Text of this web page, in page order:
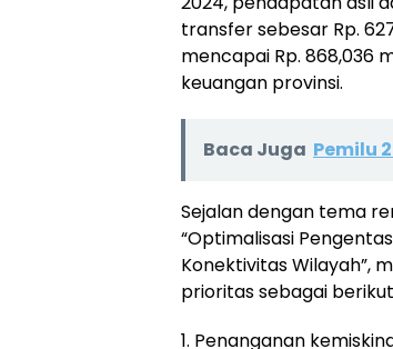
transfer sebesar Rp.
mencapai Rp. 868,036
keuangan provinsi.
Baca Juga Pemilu
Sejalan dengan tema
“Optimalisasi
Konektivitas Wilayah”,
prioritas sebagai
1. Penanganan